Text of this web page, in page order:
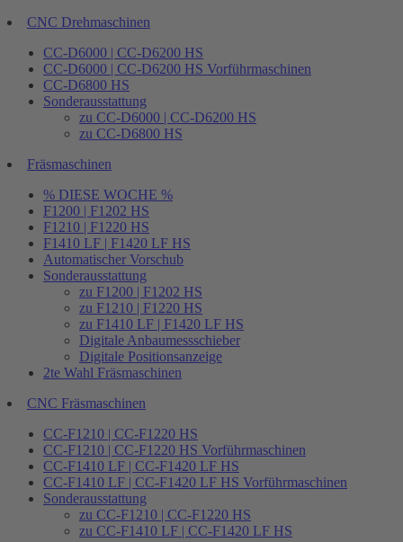
CNC Drehmaschinen
CC-D6000 | CC-D6200 HS
CC-D6000 | CC-D6200 HS Vorführmaschinen
CC-D6800 HS
Sonderausstattung
zu CC-D6000 | CC-D6200 HS
zu CC-D6800 HS
Fräsmaschinen
% DIESE WOCHE %
F1200 | F1202 HS
F1210 | F1220 HS
F1410 LF | F1420 LF HS
Automatischer Vorschub
Sonderausstattung
zu F1200 | F1202 HS
zu F1210 | F1220 HS
zu F1410 LF | F1420 LF HS
Digitale Anbaumessschieber
Digitale Positionsanzeige
2te Wahl Fräsmaschinen
CNC Fräsmaschinen
CC-F1210 | CC-F1220 HS
CC-F1210 | CC-F1220 HS Vorführmaschinen
CC-F1410 LF | CC-F1420 LF HS
CC-F1410 LF | CC-F1420 LF HS Vorführmaschinen
Sonderausstattung
zu CC-F1210 | CC-F1220 HS
zu CC-F1410 LF | CC-F1420 LF HS